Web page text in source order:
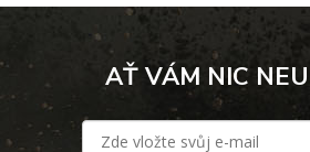
AŤ VÁM NIC